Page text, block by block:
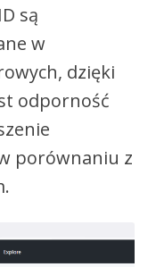
są
w
dzięki
odporność
porównaniu z